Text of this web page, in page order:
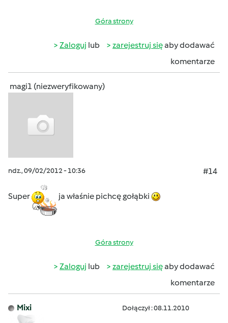
Góra strony
Zaloguj lub zarejestruj sięaby dodawać
komentarze
magi1 (niezweryfikowany)
ndz., 09/02/2012 - 10:36 #14
Super ja właśnie pichcę gołąbki
Góra strony
Zaloguj lub zarejestruj sięaby dodawać
komentarze
Mixi Dołączył : 08.11.2010